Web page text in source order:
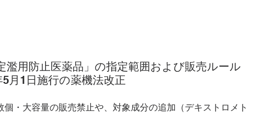
濫用防止医薬品」の指定範囲および販売ルール
月1日施行の薬機法改正
・大容量の販売禁止や、対象成分の追加（デキストロメト